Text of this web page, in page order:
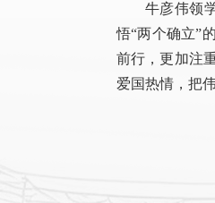
牛彦伟领
悟“两个确立”
前行，更加注
爱国热情，把